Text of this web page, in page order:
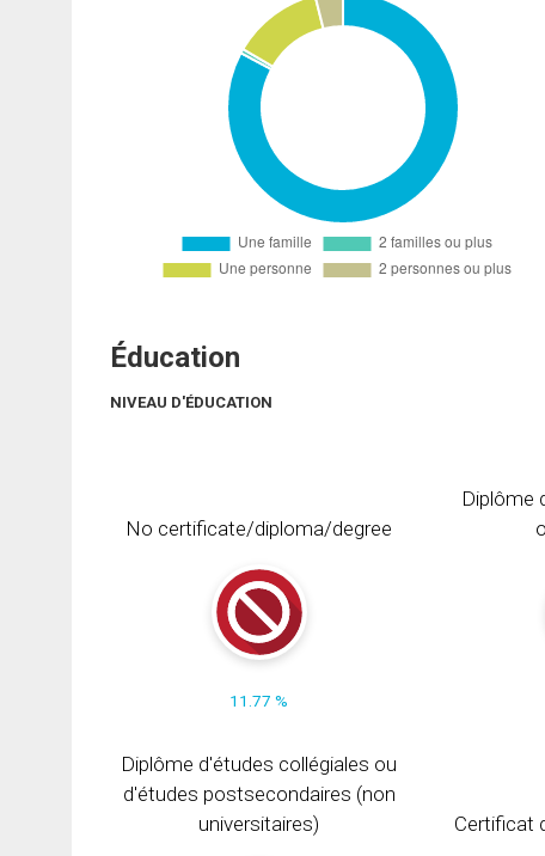
Éducation
NIVEAU D'ÉDUCATION
No certificate/diploma/degree
11.77 %
Diplôme
Diplôme d'études collégiales ou
d'études postsecondaires (non
universitaires)
Certificat